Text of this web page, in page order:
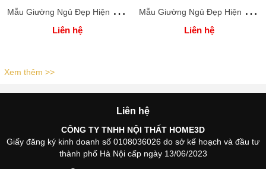
M
ẫu Giường Ngủ Đẹp Hiện Đại Home 3D
Liên hệ
M
ẫu Giường Ngủ Đẹp Hiện Đại Home 3D
Liên hệ
Xem thêm >>
Liên hệ
CÔNG TY TNHH NỘI THẤT HOME3D
Giấy đăng ký kinh doanh số 0108036026 do sở kế hoạch và đầu tư
thành phố Hà Nội cấp ngày 13/06/2023